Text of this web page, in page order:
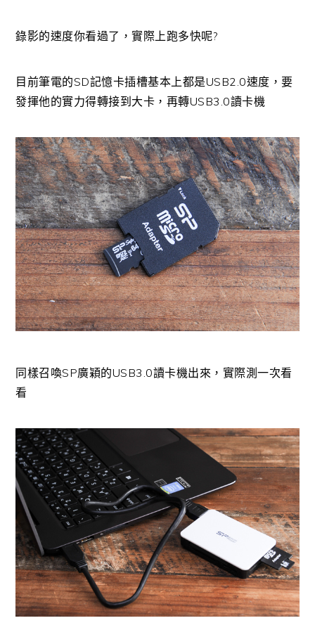
錄影的速度你看過了，實際上跑多快呢?
目前筆電的SD記憶卡插槽基本上都是USB2.0速度，要
發揮他的實力得轉接到大卡，再轉USB3.0讀卡機
同樣召喚SP廣穎的USB3.0讀卡機出來，實際測一次看
看